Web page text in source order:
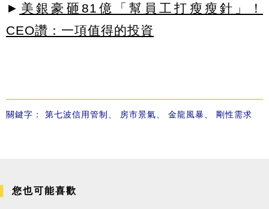
► 美銀豪砸81億「幫員工打瘦瘦針」！
CEO讚：一項值得的投資
關鍵字： 第七波信用管制 房市景氣 金龍風暴 剛性需求
您也可能喜歡